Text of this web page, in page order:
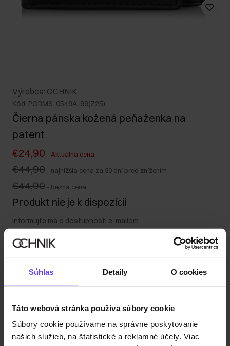
Súhlas Detaily O cookies
Táto webová stránka používa súbory cookie
Súbory cookie používame na správne poskytovanie
našich služieb, na štatistické a reklamné účely. Viac
Výrobca: OCHNIK
Kód: PORMS-0549A-99(Z25)
Čierna pánska kožená peňaženka na
patent
€24,90 - Aktuálna cena
€44,90 - najnižšia cena za 30 dní pred znížením
€44,90 - bežná cena
Produkt nie je k dispozícii
Informujte ma o dostupnosti e-mailom.
Vaša e-mailová adresa
Popis produktu